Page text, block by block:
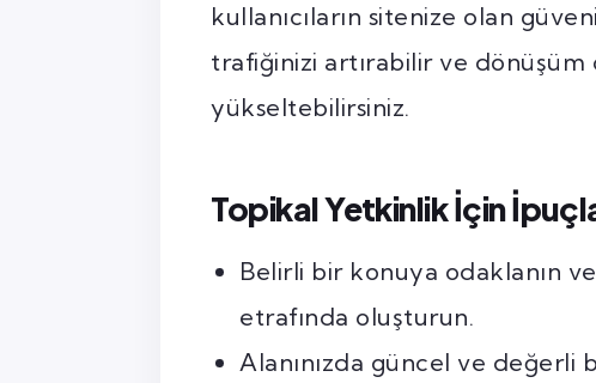
kullanıcıların sitenize olan
trafiğinizi artırabilir ve dönüşüm
yükseltebilirsiniz.
Topikal Yetkinlik İçin
Belirli bir konuya odaklanın
etrafında oluşturun.
Alanınızda güncel ve değerli